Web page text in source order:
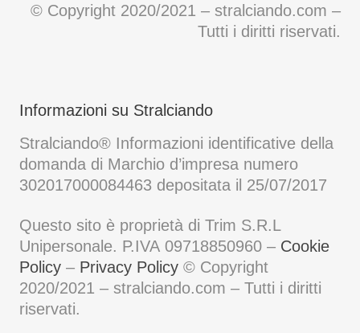
© Copyright 2020/2021 – stralciando.com –
Tutti i diritti riservati.
Informazioni su Stralciando
Stralciando® Informazioni identificative della
domanda di Marchio d’impresa numero
302017000084463 depositata il 25/07/2017
Questo sito è proprietà di Trim S.R.L
Unipersonale. P.IVA 09718850960 – Cookie
Policy – Privacy Policy © Copyright
2020/2021 – stralciando.com – Tutti i diritti
riservati.